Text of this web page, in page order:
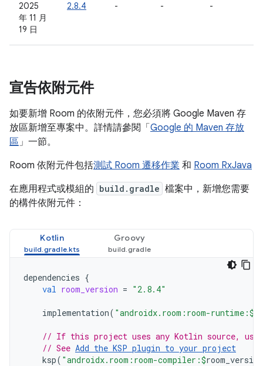
2025
年 11 月
19 日
2.8.4 - - -
宣告依附元件
如要新增 Room 的依附元件，您必須將 Google Maven 存
放區新增至專案中。詳情請參閱「 Google 的 Maven 存放
區」一節。
Room 依附元件包括測試 Room 遷移作業 和 Room RxJava
在應用程式或模組的 build.gradle 檔案中，新增您需要
的構件依附元件：
Kotlin Groovy
dependencies {
val room_version = "2.8.4"
implementation( "androidx.room:room-runtime:$
// If this project uses any Kotlin source, use
// See Add the KSP plugin to your project
ksp( "androidx.room:room-compiler:$room_version